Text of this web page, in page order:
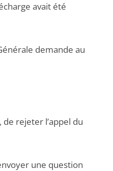
avait été
demande au
de rejeter l’appel du
une question